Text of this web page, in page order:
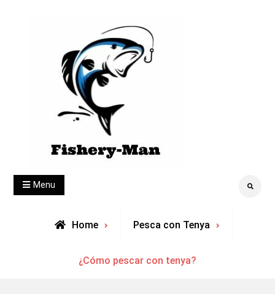
fishery-man
Menu Search
Home Pesca con Tenya
¿Cómo pescar con tenya?